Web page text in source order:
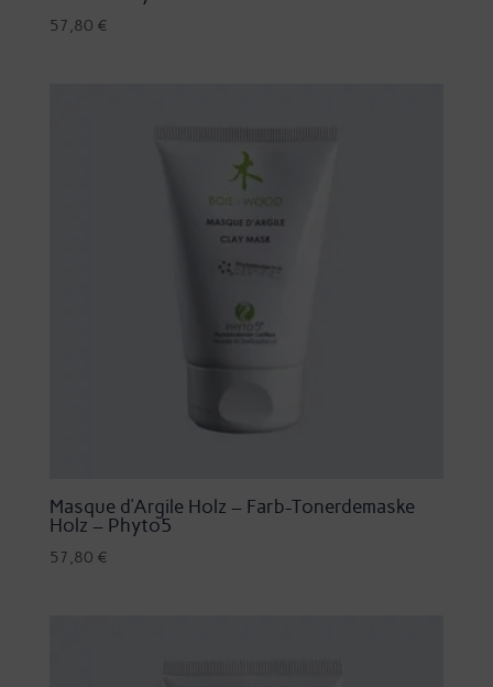
57,80 €
Masque d’Argile Holz – Farb-Tonerdemaske
Holz – Phyto5
57,80 €